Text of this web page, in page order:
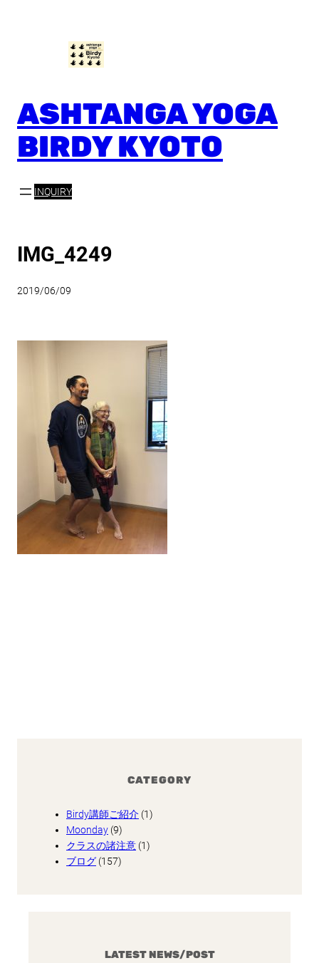
ASHTANGA YOGA
BIRDY KYOTO
INQUIRY
IMG_4249
2019/06/09
CATEGORY
Birdy講師ご紹介 (1)
Moonday (9)
クラスの諸注意 (1)
ブログ (157)
LATEST NEWS/POST